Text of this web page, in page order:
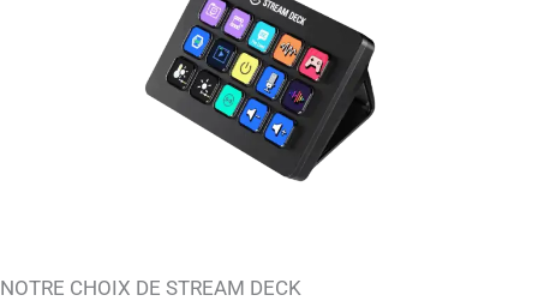
NOTRE CHOIX DE STREAM DECK